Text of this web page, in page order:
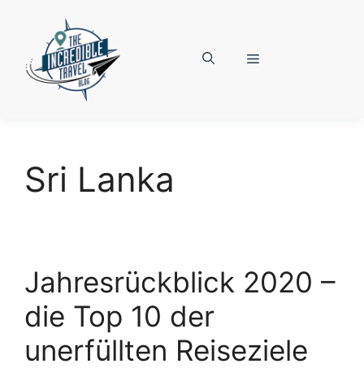
springen
Menü
Sri Lanka
Jahresrückblick 2020 –
die Top 10 der
unerfüllten Reiseziele